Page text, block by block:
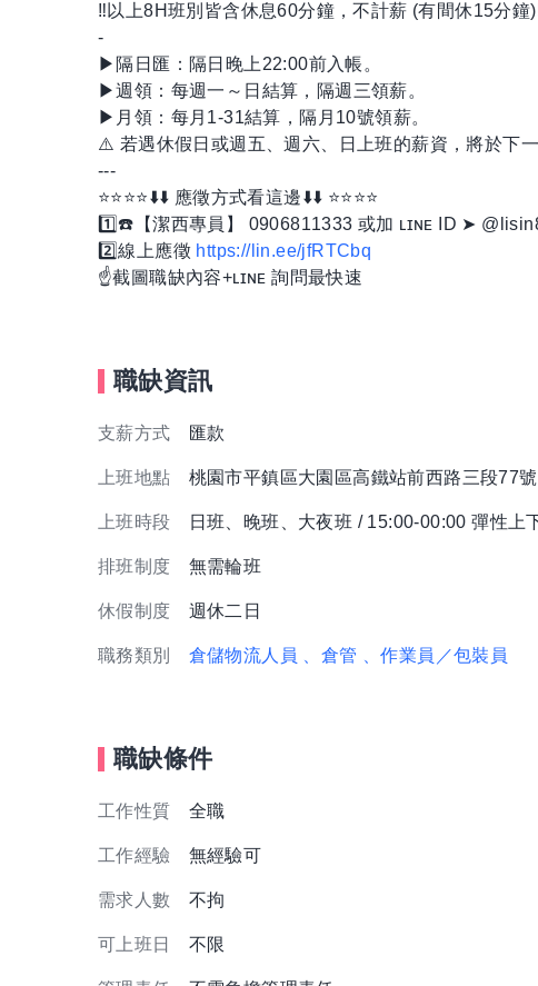
‼️以上8H班別皆含休息60分鐘，不計薪 (有間休15分鐘
-
▶隔日匯：隔日晚上22:00前入帳。
▶週領：每週一～日結算，隔週三領薪。
▶月領：每月1-31結算，隔月10號領薪。
⚠️ 若遇休假日或週五、週六、日上班的薪資，將於下
---
⭐️⭐️⭐️⭐️⬇️⬇️ 應徵方式看這邊⬇️⬇️ ⭐️⭐️⭐️⭐️
1️⃣☎️【潔西專員】 0906811333 或加 ʟɪɴᴇ ID ➤
2️⃣線上應徵 https://lin.ee/jfRTCbq
☝️截圖職缺內容+ʟɪɴᴇ 詢問最快速
職缺資訊
支薪方式 匯款
上班地點 桃園市平鎮區大園區高鐵站前西路三段77號
上班時段 日班、晚班、大夜班 / 15:00-00:00 彈性上
排班制度 無需輪班
休假制度 週休二日
職務類別 倉儲物流人員 、倉管 、作業員／包裝員
職缺條件
工作性質 全職
工作經驗 無經驗可
需求人數 不拘
可上班日 不限